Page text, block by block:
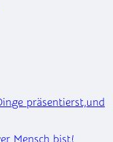
präsentierst,und
Mensch bist!